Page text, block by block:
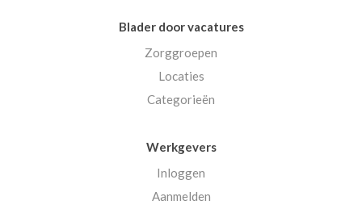
Blader door vacatures
Zorggroepen
Locaties
Categorieën
Werkgevers
Inloggen
Aanmelden